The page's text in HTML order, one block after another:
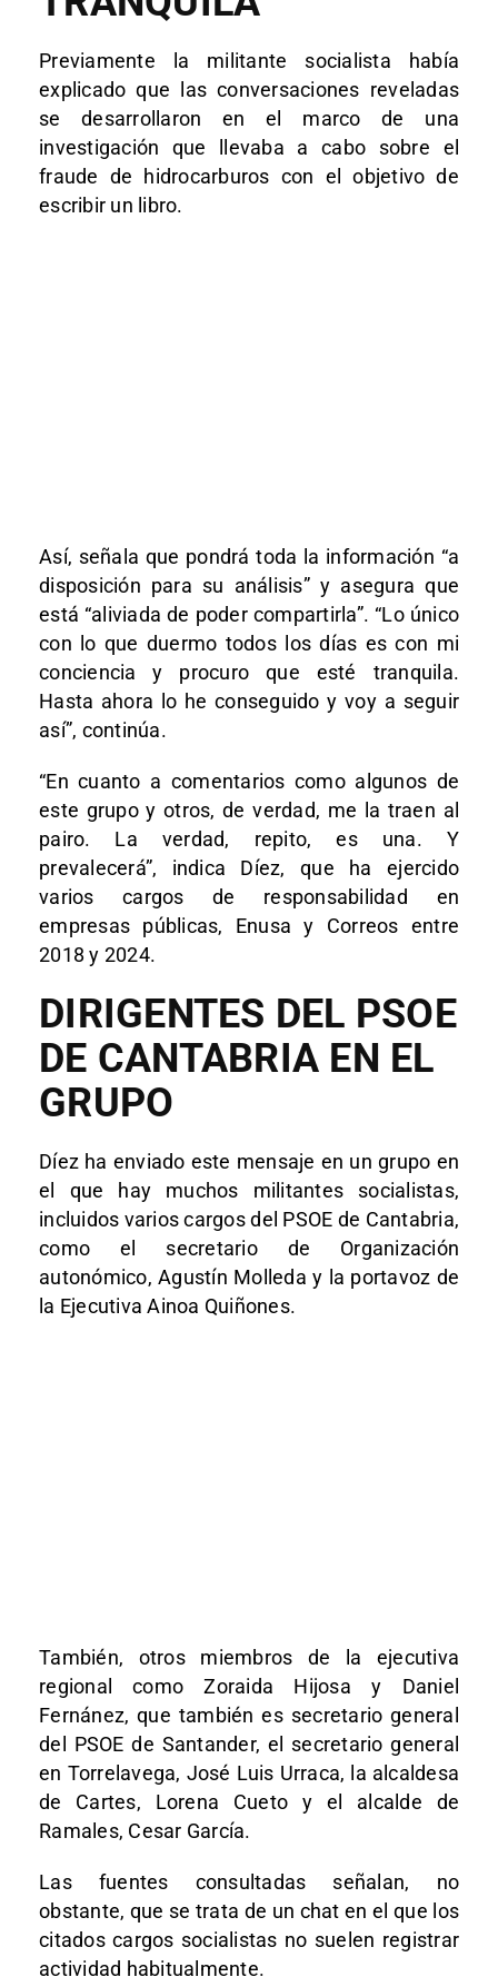
Previamente la militante socialista había
explicado que las conversaciones reveladas
se desarrollaron en el marco de una
investigación que llevaba a cabo sobre el
fraude de hidrocarburos con el objetivo de
escribir un libro.
Así, señala que pondrá toda la información “a
disposición para su análisis” y asegura que
está “aliviada de poder compartirla”. “Lo único
con lo que duermo todos los días es con mi
conciencia y procuro que esté tranquila.
Hasta ahora lo he conseguido y voy a seguir
así”, continúa.
“En cuanto a comentarios como algunos de
este grupo y otros, de verdad, me la traen al
pairo. La verdad, repito, es una. Y
prevalecerá”, indica Díez, que ha ejercido
varios cargos de responsabilidad en
empresas públicas, Enusa y Correos entre
2018 y 2024.
DIRIGENTES DEL PSOE
DE CANTABRIA EN EL
GRUPO
Díez ha enviado este mensaje en un grupo en
el que hay muchos militantes socialistas,
incluidos varios cargos del PSOE de Cantabria,
como el secretario de Organización
autonómico, Agustín Molleda y la portavoz de
la Ejecutiva Ainoa Quiñones.
También, otros miembros de la ejecutiva
regional como Zoraida Hijosa y Daniel
Fernánez, que también es secretario general
del PSOE de Santander, el secretario general
en Torrelavega, José Luis Urraca, la alcaldesa
de Cartes, Lorena Cueto y el alcalde de
Ramales, Cesar García.
Las fuentes consultadas señalan, no
obstante, que se trata de un chat en el que los
citados cargos socialistas no suelen registrar
actividad habitualmente.